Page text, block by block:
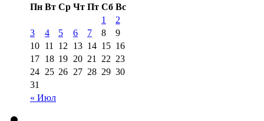
Пн Вт Ср Чт Пт Сб Вс
« Июл
1
2
3
4 5 6 7 8
9
10 11 12 13 14 15 16
17 18 19 20 21 22 23
24 25 26 27 28 29 30
31